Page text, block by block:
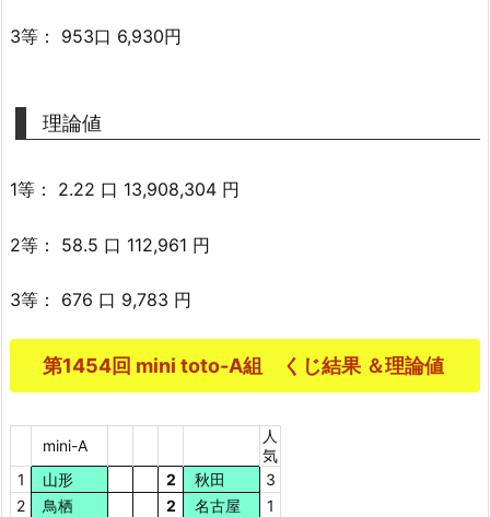
3等： 953口 6,930円
理論値
1等： 2.22 口 13,908,304 円
2等： 58.5 口 112,961 円
3等： 676 口 9,783 円
第1454回 mini toto-A組 くじ結果 ＆理論値
mini-A
人
気
1
山形 2 秋田
3
2
鳥栖 2 名古屋
1